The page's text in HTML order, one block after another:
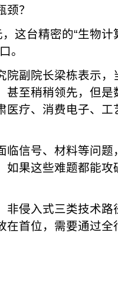
？
这台精密的“生物计
。
院副院长梁栋表示
甚至稍稍领先，但
医疗、消费电子、
临信号、材料等问
如果这些难题都能
非侵入式三类技术
在首位，需要通过